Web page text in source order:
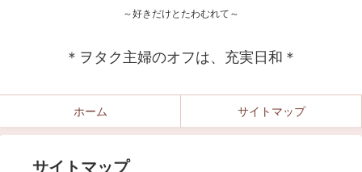
～好きだけとたわむれて～
＊ヲタク主婦のオフは、充実日和＊
ホーム サイトマップ
サイトマップ